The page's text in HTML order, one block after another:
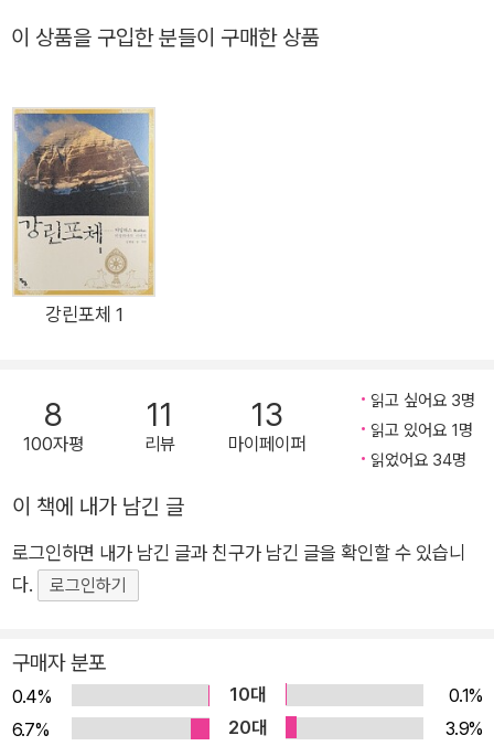
문을 허락해 달라는 편지를 쓰게 된다. 몇 개월이 지나 마을 촌장
담기 위해 사진가의 길을 걷게 된다. 그는 죽는 순간까지 알래스
카 전역을 여행하면서 그곳 특유의 태곳적 풍광과, 보이는 모든
것이 저마다 영혼을 품고 살아 숨 쉬는 듯한 그곳 원주민 신화의
세계에 깊이 매혹되었다. 『나는 알래스카에서 죽었다 - 호시노 미
치오의 마지막 여정』은 그가 정령신앙과 신화의 흔적을 쫓아 알
래스카 원주민 사회 곳곳을 순례하며 남긴 글과 사진, 그리고 시
베리아 여행의 마지막 메모까지를 담은 책이다. 17회로 예정되었
난 끔찍한 사고 탓에 안타깝게도 호시노 미치오의 미완의 유작이
되고 말았다. 알래스카와 곰을 유난히 사랑했던 호시노 미치오는
시베리아 캄차카 반도에서 야영을 하다가 곰의 습격을 받아 사망
했다. 그의 절친했던 친구 셀리아 헌터의 말처럼 인생이란 무언가
를 계획하는 사이에 일어나는 다른 사건이듯, 그는 여정을 마무리
하지 못한 채 갑작스레 세상을 등지고 말았다. 그의 마지막 여행
을 기록한 이 책이 더욱더 각별한 의미를 갖는 이유이다. 여행은
오가 글과 사진으로 복원한 알래스카의 신화! 그의 마지막 여행을
이끈 것은 거대한 까마귀의 신화였다. 이 영험한 동물은 마지막
빙하기 시절, 지금의 베링해를 건너 알래스카로 이주한 몽골로이
이 상품을 구입한 분들이 구매한 상품
강린포체 1
8
100자평
11
리뷰
13
마이페이퍼
읽고 싶어요 3명
읽고 있어요 1명
읽었어요 34명
이 책에 내가 남긴 글
로그인하면 내가 남긴 글과 친구가 남긴 글을 확인할 수 있습니
다.
로그인하기
구매자 분포
0.4% 10대
0.1%
6.7%
20대
3.9%